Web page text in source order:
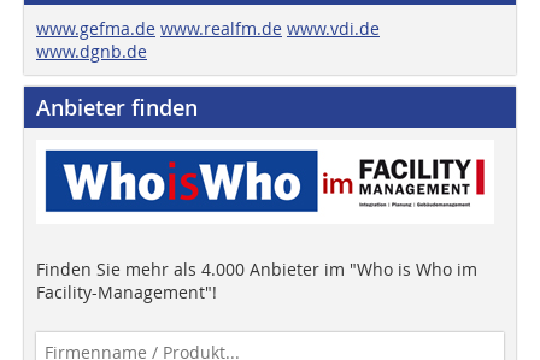
www.gefma.de www.realfm.de www.vdi.de
www.dgnb.de
Anbieter finden
Finden Sie mehr als 4.000 Anbieter im "Who is Who im
Facility-Management"!